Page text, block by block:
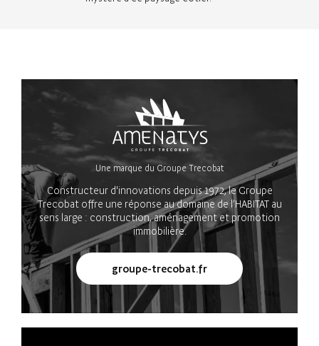
Une marque du Groupe Trecobat
Constructeur d'innovations depuis 1972, le Groupe
Trecobat offre une réponse au domaine de l’HABITAT au
sens large : construction, aménagement et promotion
immobilière.
groupe-trecobat.fr